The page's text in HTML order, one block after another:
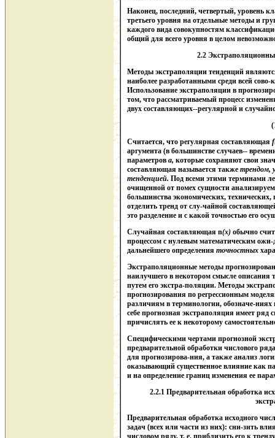
Наконец, последний, четвертый, уровень
третьего уровня на отдельные методы и
каждого вида совокупностям
общий для всего уровня в целом
2.2
Методы экстраполяции тенденций
наиболее разработанными среди всей
Использование экстраполяции в
том, что рассматриваемый процесс
двух составляющих--регулярной и
Считается, что регулярная составляющая f
аргумента (в большинстве случаев--
параметров а, которые сохраняют свои
составляющая называется также трендом,
тенденцией. Под всеми этими терминами
очищенной от помех сущности
большинства экономических,
отделить тренд от слу-чайной
это разделение и с какой точностью его
Случайная составляющая n(х) обычно
процессом с нулевым математическим
дальнейшего определения точностных
Экстраполяционные методы
наилучшего в некотором смысле описания
путем его экстра-поляции. Методы
прогнозирования по регрессионным
различиям в терминологии, обозначе-
себе прогнозная экстраполяция имеет
причислять ее к некоторому
Специфическими чертами прогнозной
предварительной обработки числового
для прогнозирова-ния, а также анализ
оказывающий существенное влияние как
и на определение границ изменения ее
2.2.1 Предварительная обработка
Предварительная обработка исходного
задач (всех или части из них): сни-зить